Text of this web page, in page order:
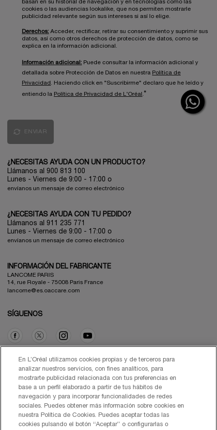
basan en su historial de navegación y en tecnologías como las
cookies o las audiencias lookalike, que nos permiten mostrarle
publicidad relevante según sus intereses si así lo elige.
Derechos: Acceder, rectificar, retirar su consentimiento y suprimir sus
datos, así como otros derechos de protección de datos, como se
explica en la información adicional.
Información adicional: Puede consultar la información adicional y
detallada sobre Protección de Datos en nuestra Política de
Privacidad
. Haciendo click en "Suscribirme" declaro que he leído y
entiendo la Política de Privacidad de L'Oréal *
ENVIAR
¿NECESITAS AYUDA CON UN PRODUCTO?
Llámanos al 900 813 100
Lunes - Viernes de 9:00 - 17:00 o
envíanos un mensaje de correo electrónico
¿NECESITAS AYUDA CON TU PEDIDO?
Llámanos al 911 235 771
Lunes - Viernes de 9:00 - 17:00 o
envíanos un mensaje de correo electrónico
INFORMACIÓN DEL FABRICANTE
LANCOME PARIS
14, rue Royale - 75008 Paris France
lancome@es.oaccare.com
SÍGUENOS
Opción de compra
€ - ES (ES)
En L’Oréal utilizamos cookies propias y de terceros para
analizar nuestros servicios, con fines analíticos, para
mostrarte publicidad relacionada con tus preferencias en
base a un perfil elaborado a partir de tus hábitos de
navegación y para incorporar funcionalidades de redes
sociales. Puedes obtener más información sobre cookies en
nuestra Política de Cookies. Puedes aceptar todas las
cookies pulsando el botón “Aceptar” o configurarlas o